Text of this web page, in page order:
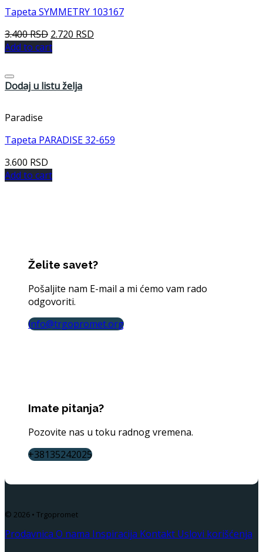
Tapeta SYMMETRY 103167
3.400RSD 2.720 RSD
Add to cart
Dodaj u listu želja
Paradise
Tapeta PARADISE 32-659
3.600 RSD
Add to cart
Želite savet?
Pošaljite nam E-mail a mi ćemo vam rado
odgovoriti.
info@trgopromet.org
Imate pitanja?
Pozovite nas u toku radnog vremena.
+38135242025
© 2026 • Trgopromet
Prodavnica O nama Inspiracija Kontakt Uslovi korišćenja